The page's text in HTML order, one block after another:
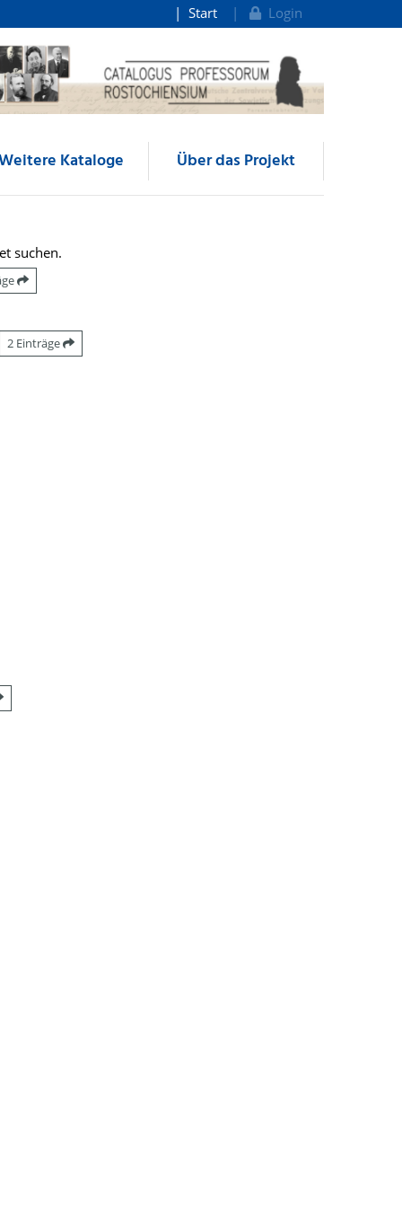
Start Login
Kataloge Über das Projekt
suchen.
2 Einträge